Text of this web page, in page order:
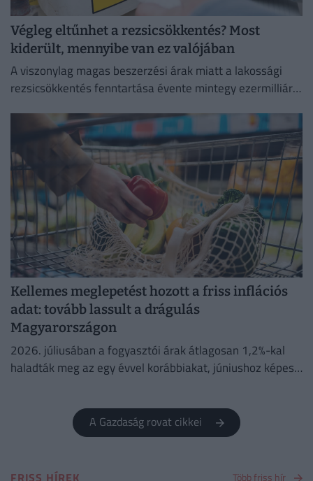
Végleg eltűnhet a rezsicsökkentés? Most
kiderült, mennyibe van ez valójában
A viszonylag magas beszerzési árak miatt a lakossági
rezsicsökkentés fenntartása évente mintegy ezermilliárd
Kellemes meglepetést hozott a friss inflációs
adat: tovább lassult a drágulás
Magyarországon
2026. júliusában a fogyasztói árak átlagosan 1,2%-kal
haladták meg az egy évvel korábbiakat, júniushoz képest
A Gazdaság rovat cikkei
FRISS HÍREK Több friss hír